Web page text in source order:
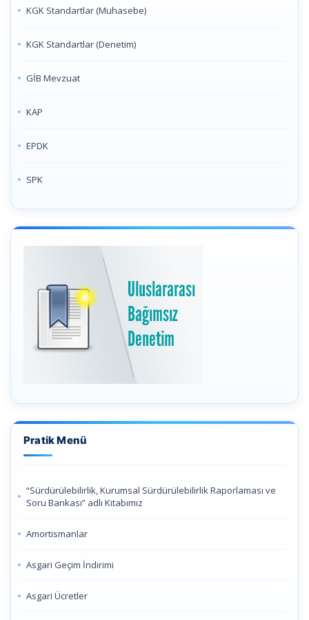
KGK Standartlar (Muhasebe)
KGK Standartlar (Denetim)
GİB Mevzuat
KAP
EPDK
SPK
Pratik Menü
“Sürdürülebilirlik, Kurumsal Sürdürülebilirlik Raporlaması ve
Soru Bankası” adlı Kitabımız
Amortismanlar
Asgari Geçim İndirimi
Asgari Ücretler